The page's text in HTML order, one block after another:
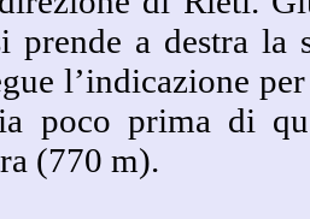
prende a destra la
l’indicazione
poco prima di
(770 m).